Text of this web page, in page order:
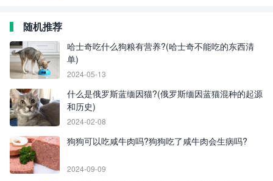
随机推荐
哈士奇吃什么狗粮有营养?(哈士奇不能吃的东西清
单)
2024-05-13
什么是俄罗斯蓝缅因猫?(俄罗斯缅因蓝猫混种的起源
和历史)
2024-02-08
狗狗可以吃咸牛肉吗?狗狗吃了咸牛肉会生病吗?
2024-09-09